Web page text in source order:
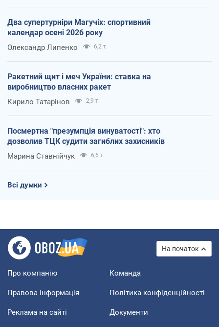
Два супертурніри Магучіх: спортивний
календар осені 2026 року
Олександр Липенко 6,2 т.
Ракетний щит і меч України: ставка на
виробництво власних ракет
Кирило Татарінов 2,9 т.
Посмертна "презумпція винуватості": хто
дозволив ТЦК судити загиблих захисників
Марина Ставнійчук 6,6 т.
Всі думки
На початок
Про компанію Команда
Правова інформація Політика конфіденційності
Реклама на сайті Документи